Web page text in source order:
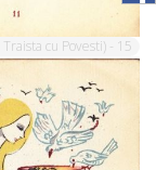
cu Povesti) - 15